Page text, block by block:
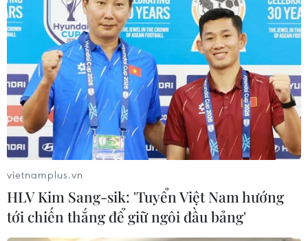
vietnamplus.vn
HLV Kim Sang-sik: 'Tuyển Việt Nam hướng
tới chiến thắng để giữ ngôi đầu bảng'